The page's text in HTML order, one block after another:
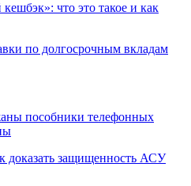
что это такое и как
по долгосрочным вкладам
пособники телефонных
защищенность АСУ